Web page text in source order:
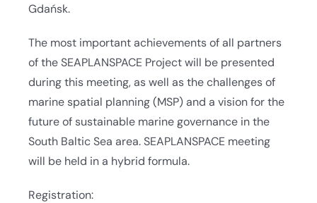
Gdańsk.
The most important achievements of all partners
of the SEAPLANSPACE Project will be presented
during this meeting, as well as the challenges of
marine spatial planning (MSP) and a vision for the
future of sustainable marine governance in the
South Baltic Sea area. SEAPLANSPACE meeting
will be held in a hybrid formula.
Registration: